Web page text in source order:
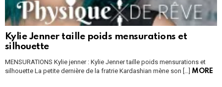
Kylie Jenner taille poids mensurations et
silhouette
MENSURATIONS Kylie jenner : Kylie Jenner taille poids mensurations et
silhouette La petite dernière de la fratrie Kardashian mène son […]
MORE